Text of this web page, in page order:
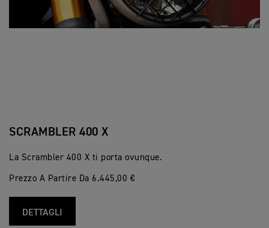
SCRAMBLER 400 X
La Scrambler 400 X ti porta ovunque.
Prezzo A Partire Da 6.445,00 €
DETTAGLI